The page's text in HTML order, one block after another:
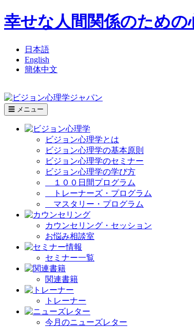
幸せな人間関係のため
日本語
English
簡体中文
☰ メニュー
ビジョン心理学とは
ビジョン心理学の基本原則
ビジョン心理学のセミナー
ビジョン心理学の学び方
１００日間プログラム
トレーナーズ・プログラム
マスタリー・プログラム
カウンセリング・セッション
お悩み相談室
セミナー一覧
関連書籍
トレーナー
今月のニューズレター